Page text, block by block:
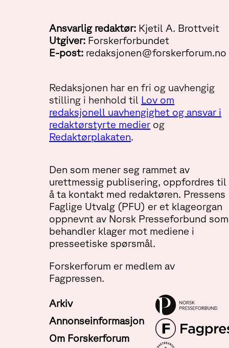
Ansvarlig redaktør: Kjetil A. Brottveit
Utgiver: Forskerforbundet
E-post: redaksjonen@forskerforum.no
Redaksjonen har en fri og uavhengig
stilling i henhold til Lov om
redaksjonell uavhengighet og ansvar i
redaktørstyrte medier og
Redaktørplakaten.
Den som mener seg rammet av
urettmessig publisering, oppfordres til
å ta kontakt med redaktøren. Pressens
Faglige Utvalg (PFU) er et klageorgan
oppnevnt av Norsk Presseforbund som
behandler klager mot mediene i
presseetiske spørsmål.
Forskerforum er medlem av
Fagpressen.
Arkiv
Annonseinformasjon
Om Forskerforum